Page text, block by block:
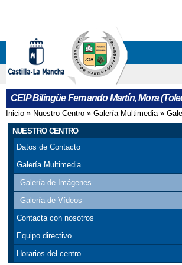
CEIP Bilingüe Fernando Martín, Mora
Se encuentra usted aquí
Inicio » Nuestro Centro » Galería Multimedia»
NUESTRO CENTRO
Datos de Contacto
Galería Multimedia
Galería de Imágenes
Galería de Vídeos
Contacta con nosotros
Equipo directivo
Horarios del centro